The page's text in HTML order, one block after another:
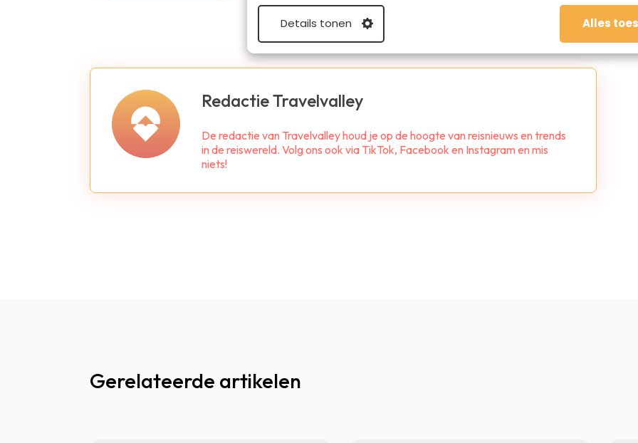
Details tonen Alles
Redactie Travelvalley
De redactie van Travelvalley houd je op de hoogte van reisnieuws en trends
in de reiswereld. Volg ons ook via TikTok, Facebook en Instagram en mis
niets!
Gerelateerde artikelen